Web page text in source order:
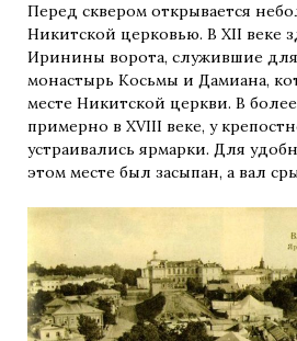
Перед сквером открывается
Никитской церковью. В XII веке
Иринины ворота, служившие для
монастырь Косьмы и Дамиана,
месте Никитской церкви. В
примерно в XVIII веке, у
устраивались ярмарки. Для
этом месте был засыпан, а вал